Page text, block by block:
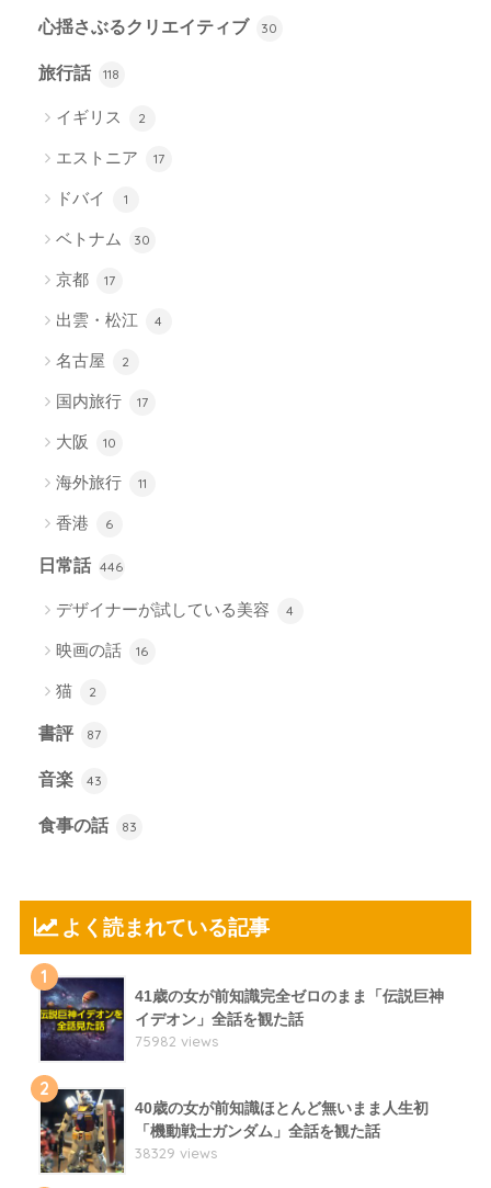
心揺さぶるクリエイティブ 30
旅行話 118
イギリス 2
エストニア 17
ドバイ 1
ベトナム 30
京都 17
出雲・松江 4
名古屋 2
国内旅行 17
大阪 10
海外旅行 11
香港 6
日常話 446
デザイナーが試している美容 4
映画の話 16
猫 2
書評 87
音楽 43
食事の話 83
よく読まれている記事
1
41歳の女が前知識完全ゼロのまま「伝説巨神
イデオン」全話を観た話
75982 views
2
40歳の女が前知識ほとんど無いまま人生初
「機動戦士ガンダム」全話を観た話
38329 views